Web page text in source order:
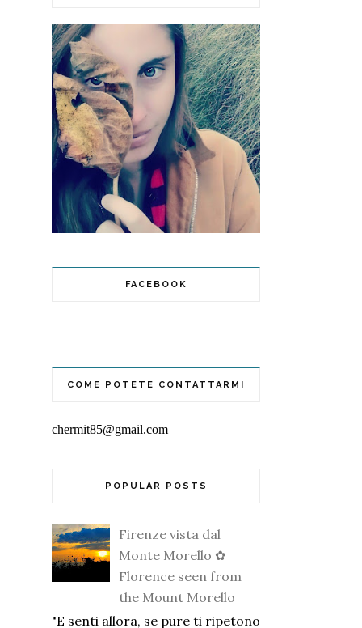
FACEBOOK
COME POTETE CONTATTARMI
chermit85@gmail.com
POPULAR POSTS
Firenze vista dal
Monte Morello ✿
Florence seen from
the Mount Morello
"E senti allora, se pure ti ripetono